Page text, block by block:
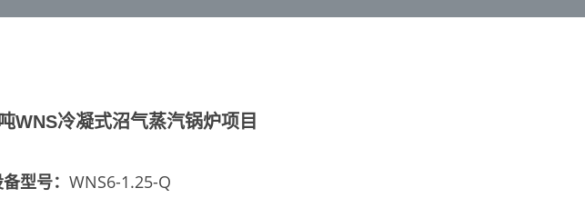
WNS冷凝式沼气蒸汽锅炉项目
型号： WNS6-1.25-Q